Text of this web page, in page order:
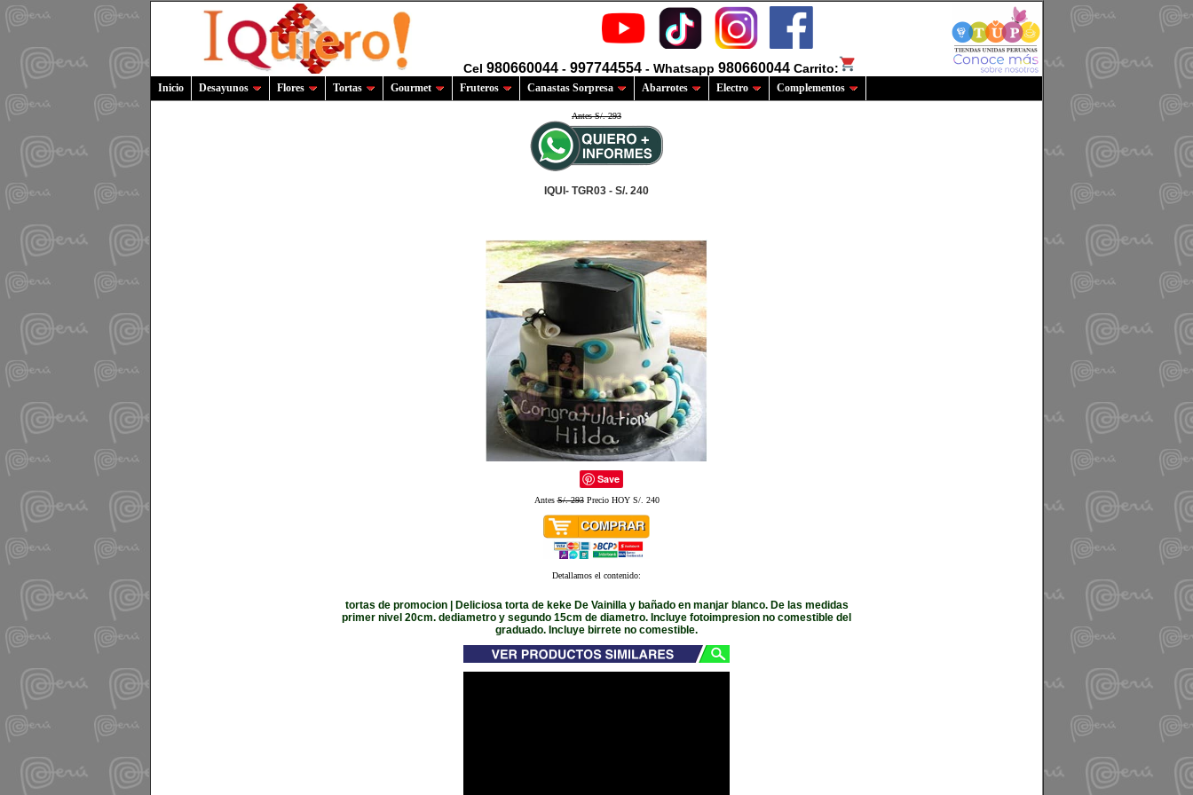
Cel 980660044 - 997744554 - Whatsapp 980660044 Carrito:
Inicio Desayunos Flores Tortas Gourmet Fruteros Canastas Sorpresa Abarrotes Electro Complementos
Antes S/. 293
IQUI- TGR03 - S/. 240
Save
AntesS/. 293Precio HOY S/. 240
Detallamos el contenido:
tortas de promocion | Deliciosa torta de keke De Vainilla y bañado en manjar blanco. De las medidas
primer nivel 20cm. dediametro y segundo 15cm de diametro. Incluye fotoimpresion no comestible del
graduado. Incluye birrete no comestible.